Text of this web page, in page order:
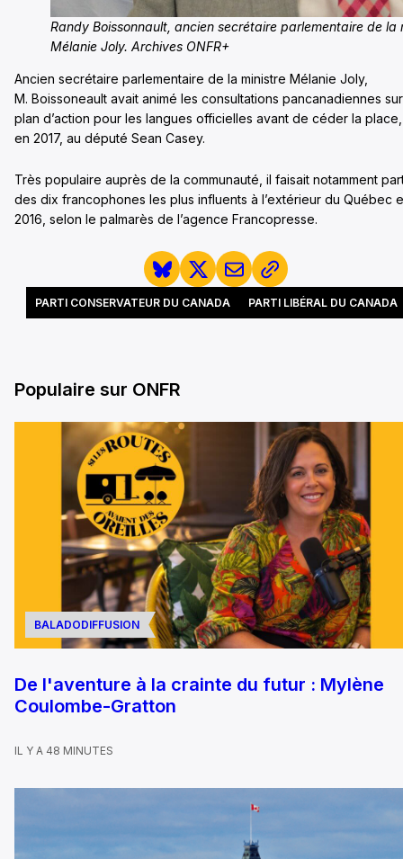
Randy Boissonnault, ancien secrétaire parlementaire de
Mélanie Joly. Archives ONFR+
Ancien secrétaire parlementaire de la ministre Mélanie Joly,
M. Boissoneault avait animé les consultations pancanadiennes
plan d’action pour les langues officielles avant de céder la place,
en 2017, au député Sean Casey.
Très populaire auprès de la communauté, il faisait notamment
des dix francophones les plus influents à l’extérieur du Québec
2016, selon le palmarès de l’agence Francopresse.
PARTI CONSERVATEUR DU CANADA PARTI LIBÉRAL DU CANADA
Populaire sur ONFR
BALADODIFFUSION
De l'aventure à la crainte du futur : Mylène
Coulombe-Gratton
IL Y A 48 MINUTES